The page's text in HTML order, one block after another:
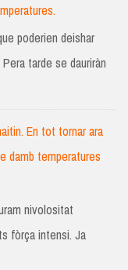
poderien deishar
tarde se dauriràn
En tot tornar ara
damb temperatures
nivolositat
fòrça intensi. Ja